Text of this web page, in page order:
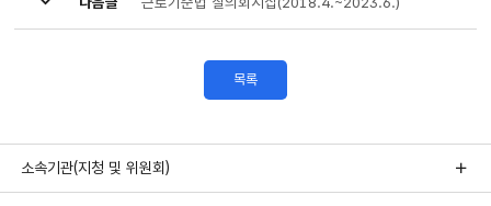
목록
소속기관(지청 및 위원회)